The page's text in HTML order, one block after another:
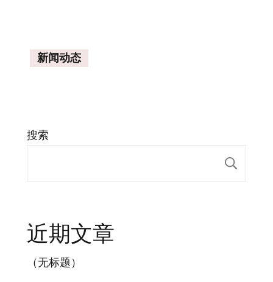
新闻动态
搜索
近期文章
（无标题）